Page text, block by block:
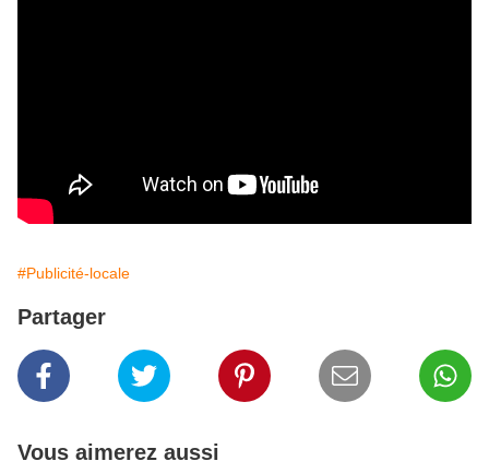
#Publicité-locale
Partager
Vous aimerez aussi